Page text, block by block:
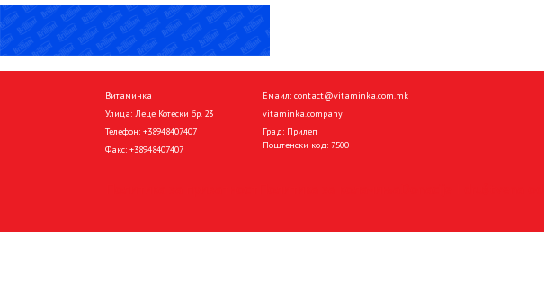
Витаминка
Улица: Леце Котески бр. 23
Телефон: +38948407407
Факс: +38948407407
Емаил: contact@vitaminka.com.mk
vitaminka.company
Град: Прилеп
Поштенски код: 7500